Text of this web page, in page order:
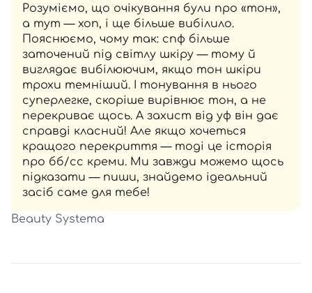
Розуміємо, що очікування були про «тон»,
а тут — хоп, і ще більше вибілило.
Пояснюємо, чому так: спф більше
заточений під світлу шкіру — тому й
виглядає вибілюючим, якщо тон шкіри
трохи темніший. І тонування в нього
суперлегке, скоріше вирівнює тон, а не
перекриває щось. А захист від уф він дає
справді класний! Але якщо хочеться
кращого перекриття — тоді це історія
про бб/сс креми. Ми завжди можемо щось
підказати — пиши, знайдемо ідеальний
засіб саме для тебе!
Beauty Systema